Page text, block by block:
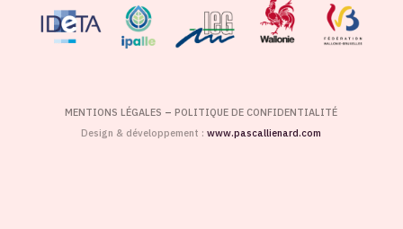
MENTIONS LÉGALES –POLITIQUE DE CONFIDENTIALITÉ
Design & développement :www.pascallienard.com